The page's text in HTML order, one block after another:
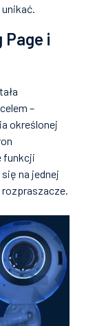
Page i
–
określonej
funkcji
na jednej